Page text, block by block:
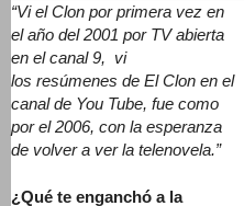
“Vi el Clon por primera vez en
el año del 2001 por TV abierta
en el canal 9, vi
los resúmenes de El Clon en el
canal de You Tube, fue como
por el 2006, con la esperanza
de volver a ver la telenovela.”
¿Qué te enganchó a la